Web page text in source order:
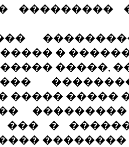
���������
�
�����,
����� �����
��� �
��������